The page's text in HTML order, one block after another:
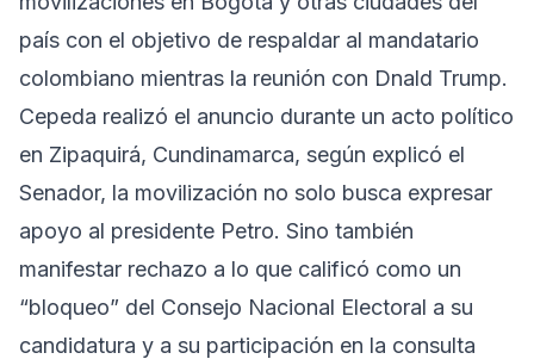
país con el objetivo de respaldar al mandatario
colombiano mientras la reunión con Dnald Trump.
Cepeda realizó el anuncio durante un acto político
en Zipaquirá, Cundinamarca, según explicó el
Senador, la movilización no solo busca expresar
apoyo al presidente Petro. Sino también
manifestar rechazo a lo que calificó como un
“bloqueo” del Consejo Nacional Electoral a su
candidatura y a su participación en la consulta